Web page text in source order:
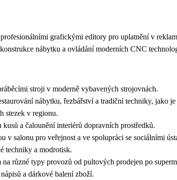
grafickými editory pro uplatnění v
nábytku a ovládání moderních CNC
stroji v moderně vybavených strojovnách.
nábytku, řezbářství a tradiční techniky, jako
stezek v regionu.
a čalounění interiérů dopravních prostředků.
v salonu pro veřejnost a ve spolupráci se sociálními
techniky a modrotisk.
různé typy provozů od pultových prodejen po
a dárkové balení zboží.